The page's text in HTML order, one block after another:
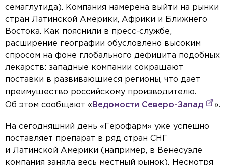
семаглутида). Компания намерена выйти на рынки
стран Латинской Америки, Африки и Ближнего
Востока. Как пояснили в пресс-службе,
расширение географии обусловлено высоким
спросом на фоне глобального дефицита подобных
лекарств: западные компании сокращают
поставки в развивающиеся регионы, что дает
преимущество российскому производителю.
Об этом сообщают « Ведомости Северо-Запад ».
На сегодняшний день «Герофарм» уже успешно
поставляет препарат в ряд стран СНГ
и Латинской Америки (например, в Венесуэле
компания заняла весь местный рынок). Несмотря